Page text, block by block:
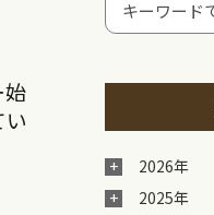
始
2026年
2025年